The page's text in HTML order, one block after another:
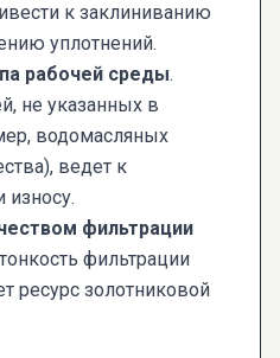
к заклиниванию
уплотнений.
рабочей среды.
не указанных в
водомасляных
ведет к
износу.
фильтрации
фильтрации
ресурс золотниковой